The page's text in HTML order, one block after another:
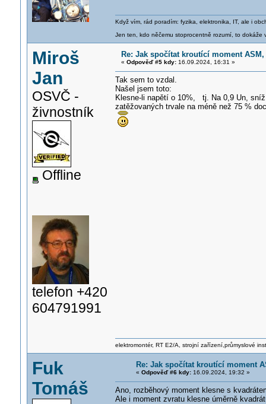
Když vím, rád poradím: fyzika, elektronika, IT, ale i
Jen ten, kdo něčemu stoprocentně rozumí, to dokáže
Miroš
Jan
OSVČ -
živnostník
Offline
telefon +420
604791991
Re: Jak spočítat kroutící moment
« Odpověď #5 kdy:16.09.2024, 16:31 »
Tak sem to vzdal.
Našel jsem toto:
Klesne-li napětí o 10%, tj. Na 0,9 Un,
zatěžovaných trvale na méně než 75 %
elektromontér, RT E2/A, strojní zařízení,průmyslové
Fuk
Tomáš
Re: Jak spočítat kroutící moment
« Odpověď #6 kdy:16.09.2024, 19:32 »
Ano, rozběhový moment klesne s
Ale i moment zvratu klesne úměrně